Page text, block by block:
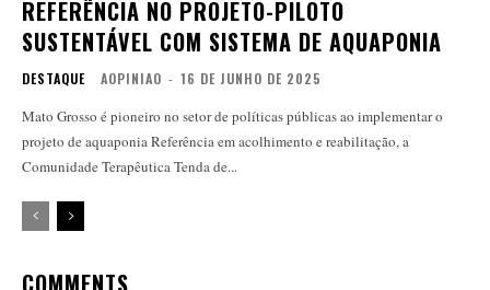
REFERÊNCIA NO PROJETO-PILOTO
SUSTENTÁVEL COM SISTEMA DE AQUAPONIA
DESTAQUE AOPINIAO - 16 DE JUNHO DE 2025
Mato Grosso é pioneiro no setor de políticas públicas ao implementar o
projeto de aquaponia Referência em acolhimento e reabilitação, a
Comunidade Terapêutica Tenda de...